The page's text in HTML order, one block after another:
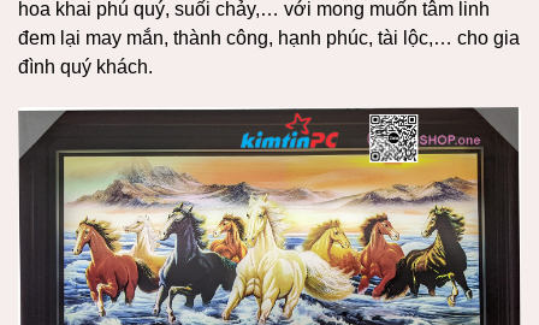
hoa khai phú quý, suối chảy,… với mong muốn tâm linh
đem lại may mắn, thành công, hạnh phúc, tài lộc,… cho gia
đình quý khách.